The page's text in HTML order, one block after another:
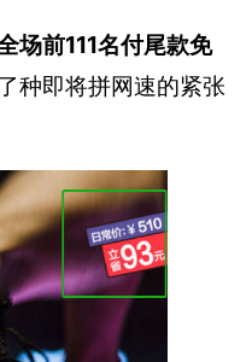
场前111名付尾款免
种即将拼网速的紧张